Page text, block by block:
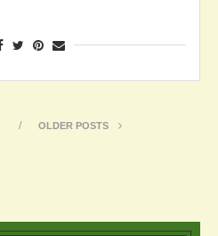
OLDER POSTS